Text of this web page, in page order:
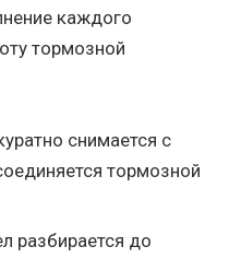
каждого
тормозной
снимается с
тормозной
разбирается до